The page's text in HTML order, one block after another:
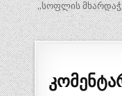
,,სოფლის